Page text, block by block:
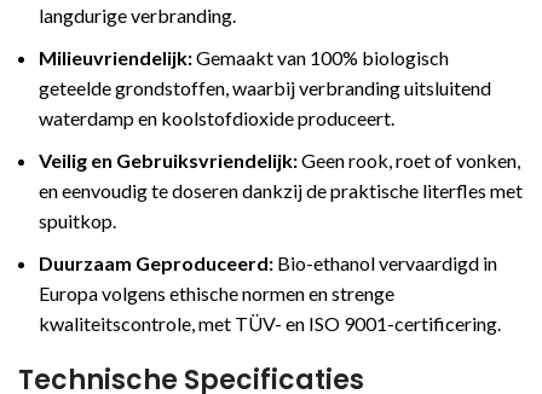
langdurige verbranding.
Milieuvriendelijk:Gemaakt van 100% biologisch
geteelde grondstoffen, waarbij verbranding uitsluitend
waterdamp en koolstofdioxide produceert.
Veilig en Gebruiksvriendelijk:Geen rook, roet of vonken,
en eenvoudig te doseren dankzij de praktische literfles met
spuitkop.
Duurzaam Geproduceerd: Bio-ethanol vervaardigd in
Europa volgens ethische normen en strenge
kwaliteitscontrole, met TÜV- en ISO 9001-certificering.
Technische Specificaties